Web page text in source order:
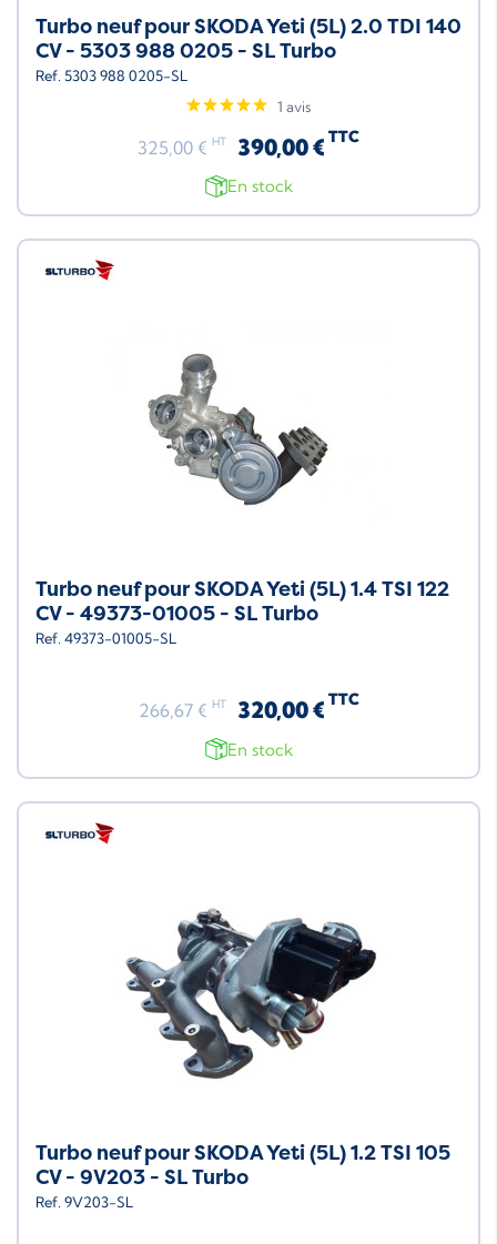
Turbo neuf pour SKODA Yeti (5L) 2.0 TDI 140
CV - 5303 988 0205 - SL Turbo
Ref. 5303 988 0205-SL
1 avis
325,00 € HT 390,00 € TTC
En stock
Turbo neuf pour SKODA Yeti (5L) 1.4 TSI 122
CV - 49373-01005 - SL Turbo
Ref. 49373-01005-SL
266,67 € HT 320,00 € TTC
En stock
Turbo neuf pour SKODA Yeti (5L) 1.2 TSI 105
CV - 9V203 - SL Turbo
Ref. 9V203-SL